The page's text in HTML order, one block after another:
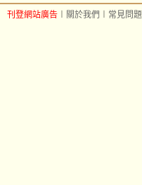
刊登網站廣告 關於我們 常見問題